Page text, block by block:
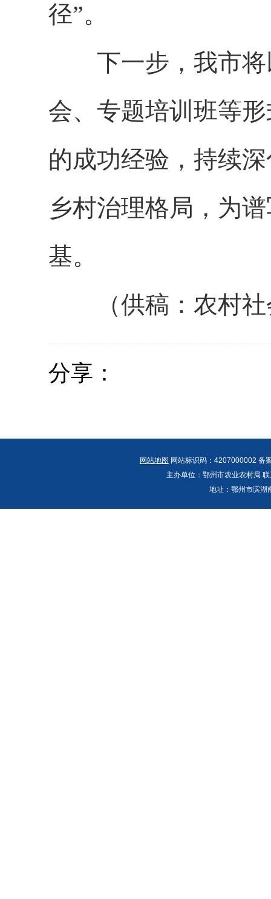
径”。​
下一步，我市将
会、专题培训班等
的成功经验，持续
乡村治理格局，为
基。
（供稿：农村社
分享：
网站地图 网站标识码：4207000002
主办单位：鄂州市农业农村局
地址：鄂州市滨湖